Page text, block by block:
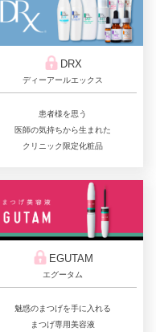
DRX
ディーアールエックス
患者様を思う
医師の気持ちから生まれた
クリニック限定化粧品
EGUTAM
エグータム
魅惑のまつげを手に入れる
まつげ専用美容液